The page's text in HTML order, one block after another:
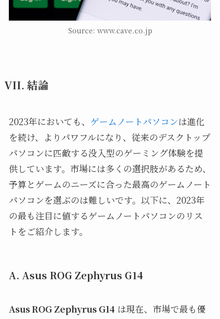
Source: www.cave.co.jp
VII. 結論
2023年においても、 ゲームノートパソコンは進化
を続け、よりパワフルになり、従来のデスクトップ
パソコンに匹敵する没入型のゲーミング体験を提
供しています。市場には多くの選択肢があるため、
予算とゲームのニーズに合った最高のゲームノート
パソコンを選ぶのは難しいです。以下に、2023年
の最も注目に値するゲームノートパソコンのリス
トをご紹介します。
A. Asus ROG Zephyrus G14
Asus ROG Zephyrus G14 は現在、市場で最も優